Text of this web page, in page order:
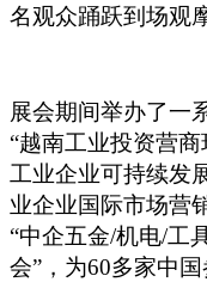
名观众踊跃到场观
展会期间举办了一
“越南工业投资营
工业企业可持续发
业企业国际市场营
“中企五金/机电/工
会”，为60多家中